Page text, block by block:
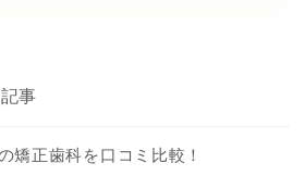
事
矯正歯科を口コミ比較！